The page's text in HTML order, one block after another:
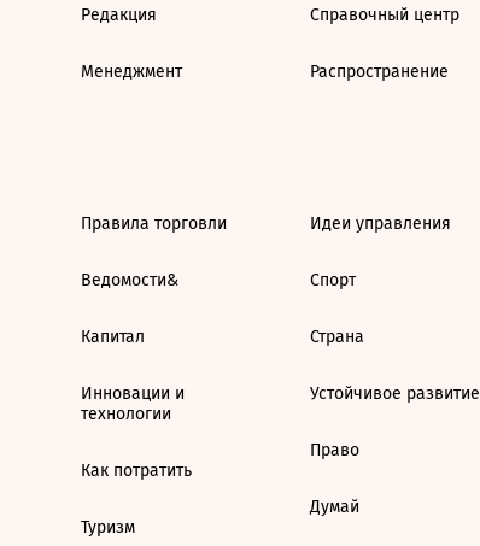
Редакция
Менеджмент
Справочный центр
Распространение
Правила торговли
Ведомости&
Капитал
Инновации и
технологии
Как потратить
Туризм
Идеи управления
Спорт
Страна
Устойчивое развитие
Право
Думай